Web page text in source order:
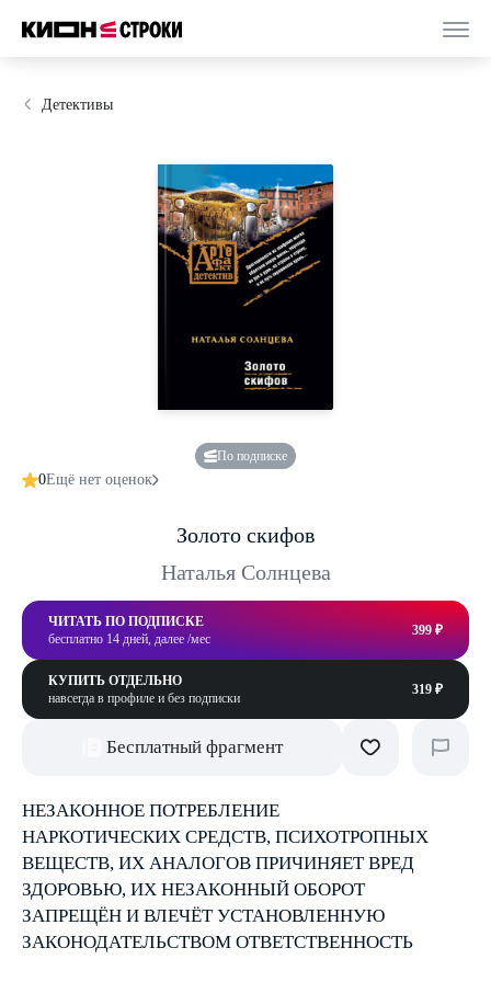
Детективы
По подписке
0Ещё нет оценок
Золото скифов
Наталья Солнцева
ЧИТАТЬ ПО ПОДПИСКЕ
бесплатно 14 дней, далее /мес
399 ₽
КУПИТЬ ОТДЕЛЬНО
навсегда в профиле и без подписки
319 ₽
Бесплатный фрагмент
НЕЗАКОННОЕ ПОТРЕБЛЕНИЕ
НАРКОТИЧЕСКИХ СРЕДСТВ, ПСИХОТРОПНЫХ
ВЕЩЕСТВ, ИХ АНАЛОГОВ ПРИЧИНЯЕТ ВРЕД
ЗДОРОВЬЮ, ИХ НЕЗАКОННЫЙ ОБОРОТ
ЗАПРЕЩЁН И ВЛЕЧЁТ УСТАНОВЛЕННУЮ
ЗАКОНОДАТЕЛЬСТВОМ ОТВЕТСТВЕННОСТЬ